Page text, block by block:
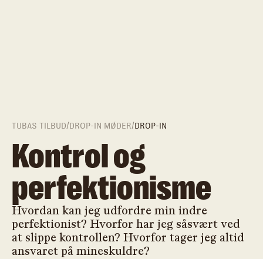
TUBAS TILBUD/DROP-IN MØDER/DROP-IN
Kontrol og
perfektionisme
Hvordan kan jeg udfordre min indre
perfektionist? Hvorfor har jeg såsvært ved
at slippe kontrollen? Hvorfor tager jeg altid
ansvaret på mineskuldre?